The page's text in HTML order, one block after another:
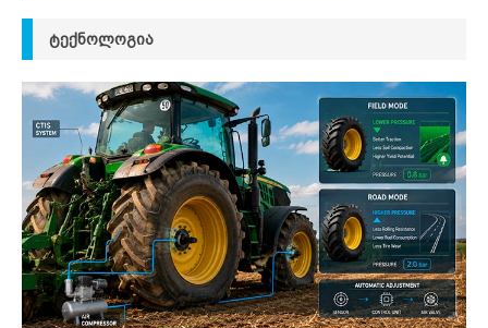
ᲢᲔᲥᲜᲝᲚᲝᲒᲘᲐ